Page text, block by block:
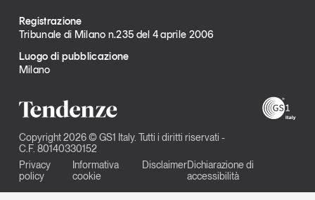
Registrazione
Tribunale di Milano n.235 del 4 aprile 2006
Luogo di pubblicazione
Milano
Copyright 2026 © GS1 Italy. Tutti i diritti riservati -
C.F. 80140330152
Privacy
policy
Informativa
cookie
DisclaimerDichiarazione di
accessibilità